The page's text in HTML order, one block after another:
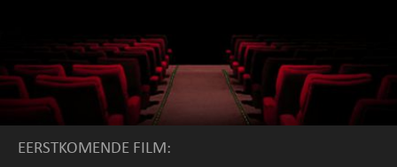
EERSTKOMENDE FILM: